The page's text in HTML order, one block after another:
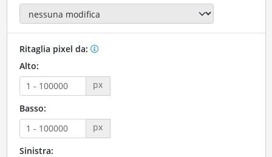
Ritaglia pixel da:
Alto:
px
Basso:
px
Sinistra: